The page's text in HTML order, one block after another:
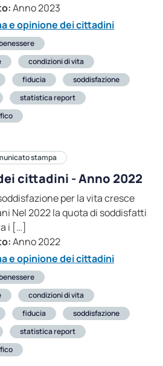
Anno 2023
e opinione dei cittadini
condizioni di vita
fiducia
soddisfazione
statistica report
stampa
cittadini - Anno 2022
per la vita cresce
Nel 2022 la quota di soddisfatti
i […]
Anno 2022
e opinione dei cittadini
condizioni di vita
fiducia
soddisfazione
statistica report